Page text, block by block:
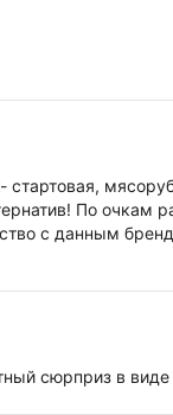
По очкам
с данным
неоднократно
торговли Вам,
сюрприз в